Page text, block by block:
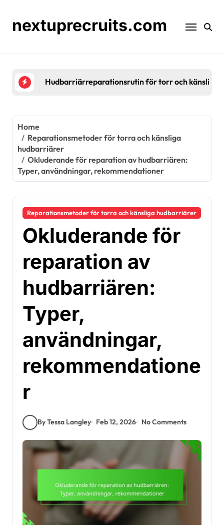
contentnextuprecruits.com
Hudbarriärreparationsrutin för torr och känslig
Home
Reparationsmetoder för torra och känsliga
hudbarriärer
Okluderande för reparation av hudbarriären:
Typer, användningar, rekommendationer
Reparationsmetoder för torra och känsliga hudbarriärer
Okluderande för
reparation av
hudbarriären:
Typer,
användningar,
rekommendatione
r
By Tessa Langley Feb 12, 2026 No Comments